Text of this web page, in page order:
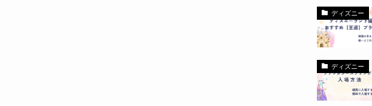
ディズニー
ディズニー